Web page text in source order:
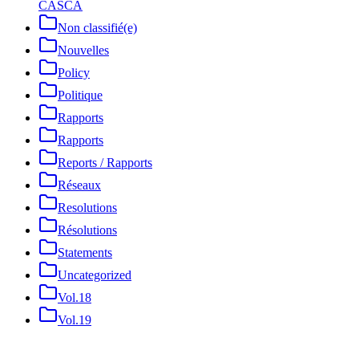
CASCA
Non classifié(e)
Nouvelles
Policy
Politique
Rapports
Rapports
Reports / Rapports
Réseaux
Resolutions
Résolutions
Statements
Uncategorized
Vol.18
Vol.19